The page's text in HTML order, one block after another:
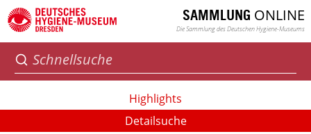
SAMMLUNG ONLINE
Die Sammlung des Deutschen Hygiene-Museums
Highlights
Detailsuche